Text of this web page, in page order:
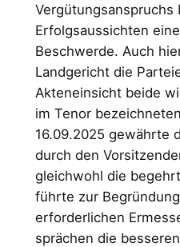
Erfolgsaussichten
Beschwerde. Auch
Landgericht die
Akteneinsicht beide
im Tenor
16.09.2025 gewährte
durch den
gleichwohl die
führte zur
erforderlichen
sprächen die